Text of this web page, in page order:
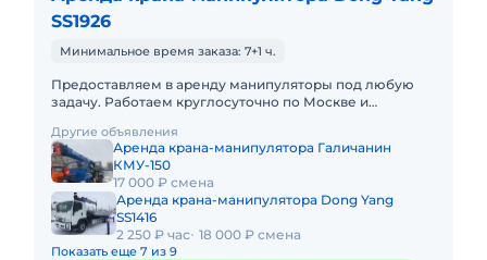
SS1926
Минимальное время заказа: 7+1 ч.
Предоставляем в аренду манипуляторы под любую
задачу. Работаем круглосуточно по Москве и
расчет.
Другие объявления
Аренда крана-манипулятора Галичанин
КМУ-150
17 000 ₽ смена
Аренда крана-манипулятора Dong Yang
SS1416
2 250 ₽ час 18 000 ₽ смена
Показать еще 7 из 9